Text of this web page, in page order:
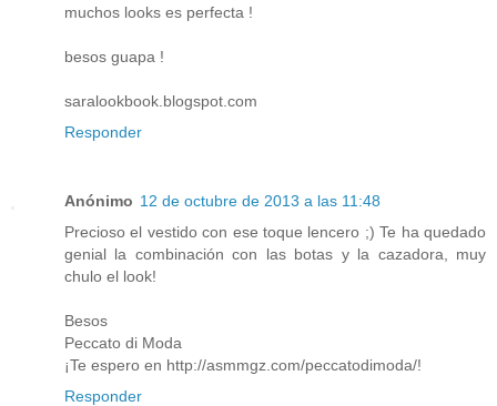
muchos looks es perfecta !
besos guapa !
saralookbook.blogspot.com
Responder
Anónimo 12 de octubre de 2013 a las 11:48
Precioso el vestido con ese toque lencero ;) Te ha quedado
genial la combinación con las botas y la cazadora, muy
chulo el look!
Besos
Peccato di Moda
¡Te espero en http://asmmgz.com/peccatodimoda/!
Responder